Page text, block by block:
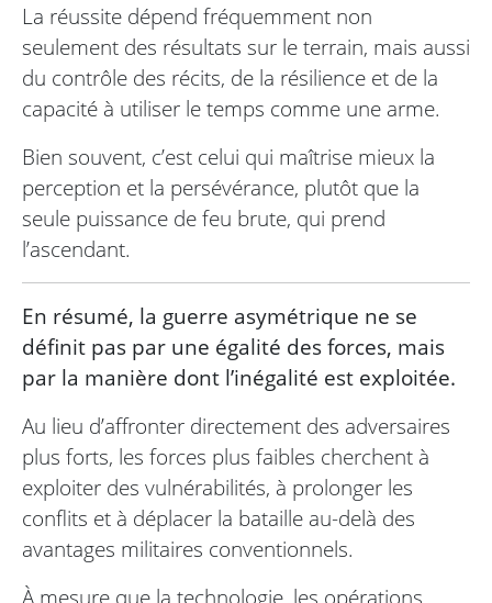
La réussite dépend fréquemment non
seulement des résultats sur le terrain, mais aussi
du contrôle des récits, de la résilience et de la
capacité à utiliser le temps comme une arme.
Bien souvent, c’est celui qui maîtrise mieux la
perception et la persévérance, plutôt que la
seule puissance de feu brute, qui prend
l’ascendant.
En résumé, la guerre asymétrique ne se
définit pas par une égalité des forces, mais
par la manière dont l’inégalité est exploitée.
Au lieu d’affronter directement des adversaires
plus forts, les forces plus faibles cherchent à
exploiter des vulnérabilités, à prolonger les
conflits et à déplacer la bataille au-delà des
avantages militaires conventionnels.